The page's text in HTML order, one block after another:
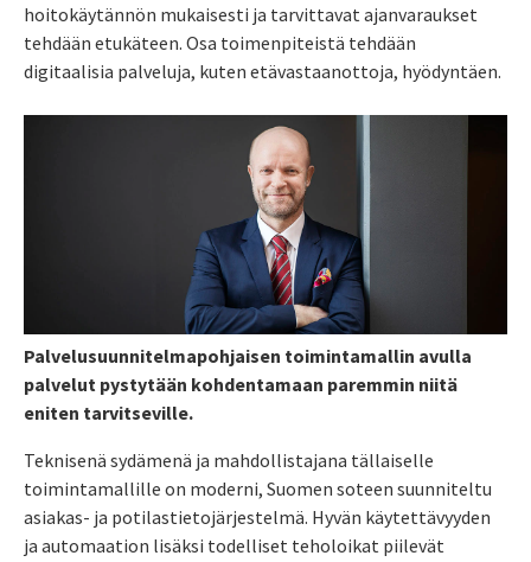
hoitokäytännön mukaisesti ja tarvittavat ajanvaraukset
tehdään etukäteen. Osa toimenpiteistä tehdään
digitaalisia palveluja, kuten etävastaanottoja, hyödyntäen.
Palvelusuunnitelmapohjaisen toimintamallin avulla
palvelut pystytään kohdentamaan paremmin niitä
eniten tarvitseville.
Teknisenä sydämenä ja mahdollistajana tällaiselle
toimintamallille on moderni, Suomen soteen suunniteltu
asiakas- ja potilastietojärjestelmä. Hyvän käytettävyyden
ja automaation lisäksi todelliset teholoikat piilevät